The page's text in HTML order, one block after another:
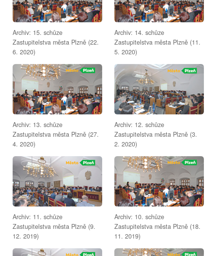
Archiv: 15. schůze
Zastupitelstva města Plzně (22.
6. 2020)
Archiv: 14. schůze
Zastupitelstva města Plzně (11.
5. 2020)
Archiv: 13. schůze
Zastupitelstva města Plzně (27.
4. 2020)
Archiv: 12. schůze
Zastupitelstva města Plzně (3.
2. 2020)
Archiv: 11. schůze
Zastupitelstva města Plzně (9.
12. 2019)
Archiv: 10. schůze
Zastupitelstva města Plzně (18.
11. 2019)